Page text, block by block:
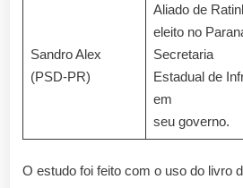
Sandro Alex
(PSD-PR)
Aliado de
eleito no
Secretaria
Estadual de
em
seu governo.
O estudo foi feito com o uso do livro